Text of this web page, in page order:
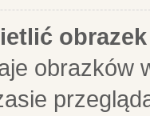
obrazków